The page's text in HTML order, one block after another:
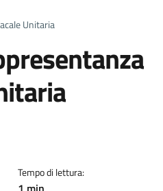
Unitaria
Tempo di lettura: